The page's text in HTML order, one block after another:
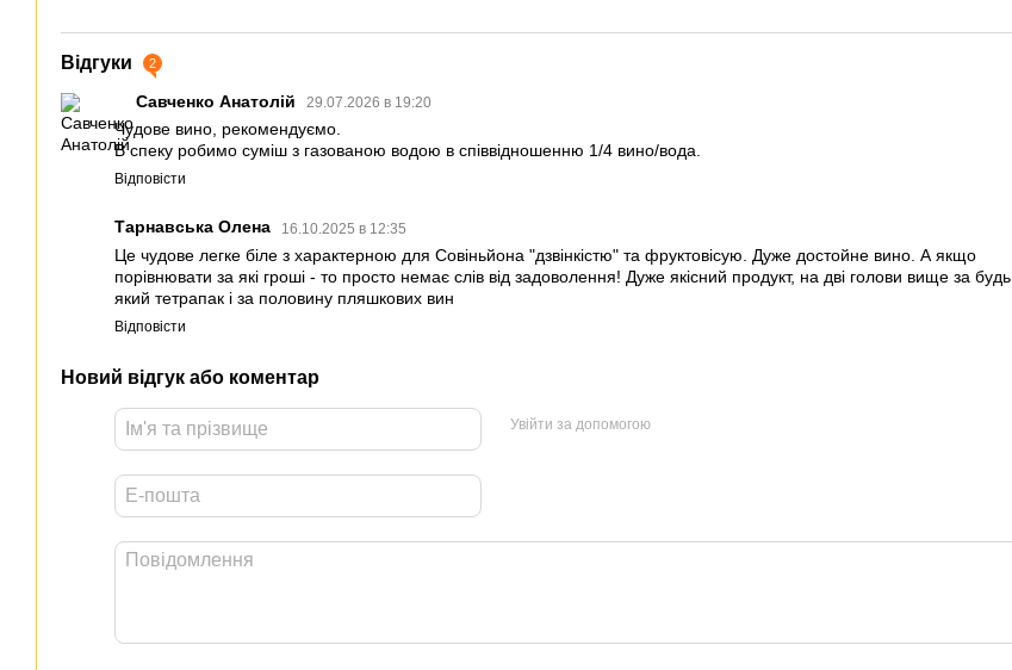
Відгуки 2
Савченко Анатолій 29.07.2026 в 19:20
Чудове вино, рекомендуємо.
В спеку робимо суміш з газованою водою в співвідношенню 1/4 вино/вода.
Відповісти
Тарнавська Олена 16.10.2025 в 12:35
Це чудове легке біле з характерною для Совіньйона "дзвінкістю" та фруктовісую. Дуже достойне вино. А якщо
порівнювати за які гроші - то просто немає слів від задоволення! Дуже якісний продукт, на дві голови вище за будь
який тетрапак і за половину пляшкових вин
Відповісти
Новий відгук або коментар
Увійти за допомогою